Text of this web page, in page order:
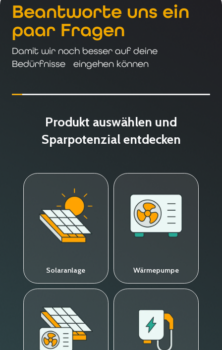
Beantworte uns ein
paar Fragen
Damit wir noch besser auf deine
Bedürfnisse eingehen können